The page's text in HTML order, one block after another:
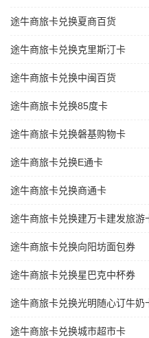
途牛商旅卡兑换夏商百货
途牛商旅卡兑换克里斯汀卡
途牛商旅卡兑换中闽百货
途牛商旅卡兑换85度卡
途牛商旅卡兑换磐基购物卡
途牛商旅卡兑换E通卡
途牛商旅卡兑换商通卡
途牛商旅卡兑换建万卡建发旅游
途牛商旅卡兑换向阳坊面包券
途牛商旅卡兑换星巴克中杯券
途牛商旅卡兑换光明随心订牛奶
途牛商旅卡兑换城市超市卡